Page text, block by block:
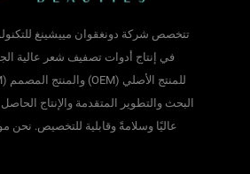
تتخصص شركة دونغقوان مييشينغ
في إنتاج أدوات تصفيف شعر عالية
عاليًا وسلامةً وقابلية للتخصيص. نحن